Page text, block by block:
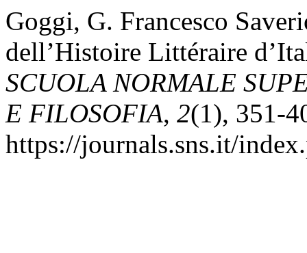
Goggi, G. Francesco
dell’Histoire Littéraire
SCUOLA NORMALE
E FILOSOFIA, 2(1), 351-
https://journals.sns.it/